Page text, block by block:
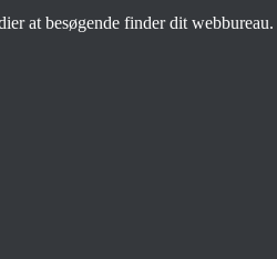
at besøgende finder dit webbureau.